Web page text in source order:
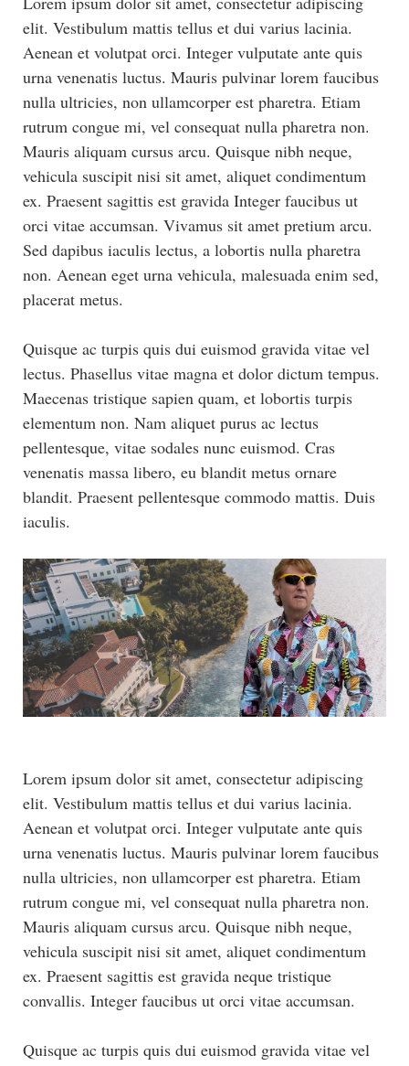
elit. Vestibulum mattis tellus et dui varius lacinia.
Aenean et volutpat orci. Integer vulputate ante quis
urna venenatis luctus. Mauris pulvinar lorem faucibus
nulla ultricies, non ullamcorper est pharetra. Etiam
rutrum congue mi, vel consequat nulla pharetra non.
Mauris aliquam cursus arcu. Quisque nibh neque,
vehicula suscipit nisi sit amet, aliquet condimentum
ex. Praesent sagittis est gravida Integer faucibus ut
orci vitae accumsan. Vivamus sit amet pretium arcu.
Sed dapibus iaculis lectus, a lobortis nulla pharetra
non. Aenean eget urna vehicula, malesuada enim sed,
placerat metus.
Quisque ac turpis quis dui euismod gravida vitae vel
lectus. Phasellus vitae magna et dolor dictum tempus.
Maecenas tristique sapien quam, et lobortis turpis
elementum non. Nam aliquet purus ac lectus
pellentesque, vitae sodales nunc euismod. Cras
venenatis massa libero, eu blandit metus ornare
blandit. Praesent pellentesque commodo mattis. Duis
iaculis.
Lorem ipsum dolor sit amet, consectetur adipiscing
elit. Vestibulum mattis tellus et dui varius lacinia.
Aenean et volutpat orci. Integer vulputate ante quis
urna venenatis luctus. Mauris pulvinar lorem faucibus
nulla ultricies, non ullamcorper est pharetra. Etiam
rutrum congue mi, vel consequat nulla pharetra non.
Mauris aliquam cursus arcu. Quisque nibh neque,
vehicula suscipit nisi sit amet, aliquet condimentum
ex. Praesent sagittis est gravida neque tristique
convallis. Integer faucibus ut orci vitae accumsan.
Quisque ac turpis quis dui euismod gravida vitae vel